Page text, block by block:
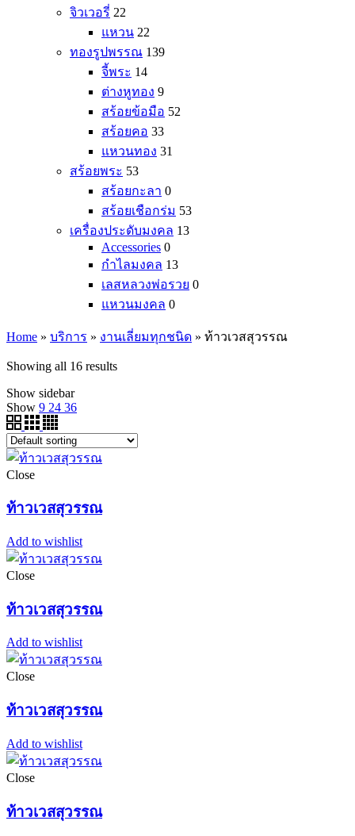
จิวเวอรี่ 22
แหวน 22
ทองรูปพรรณ 139
จี้พระ 14
ต่างหูทอง 9
สร้อยข้อมือ 52
สร้อยคอ 33
แหวนทอง 31
สร้อยพระ 53
สร้อยกะลา 0
สร้อยเชือกร่ม 53
เครื่องประดับมงคล 13
Accessories 0
กำไลมงคล 13
เลสหลวงพ่อรวย 0
แหวนมงคล 0
Home » บริการ » งานเลี่ยมทุกชนิด » ท้าวเวสสุวรรณ
Showing all 16 results
Show sidebar
Show 9 24 36
Close
ท้าวเวสสุวรรณ
Add to wishlist
Close
ท้าวเวสสุวรรณ
Add to wishlist
Close
ท้าวเวสสุวรรณ
Add to wishlist
Close
ท้าวเวสสุวรรณ